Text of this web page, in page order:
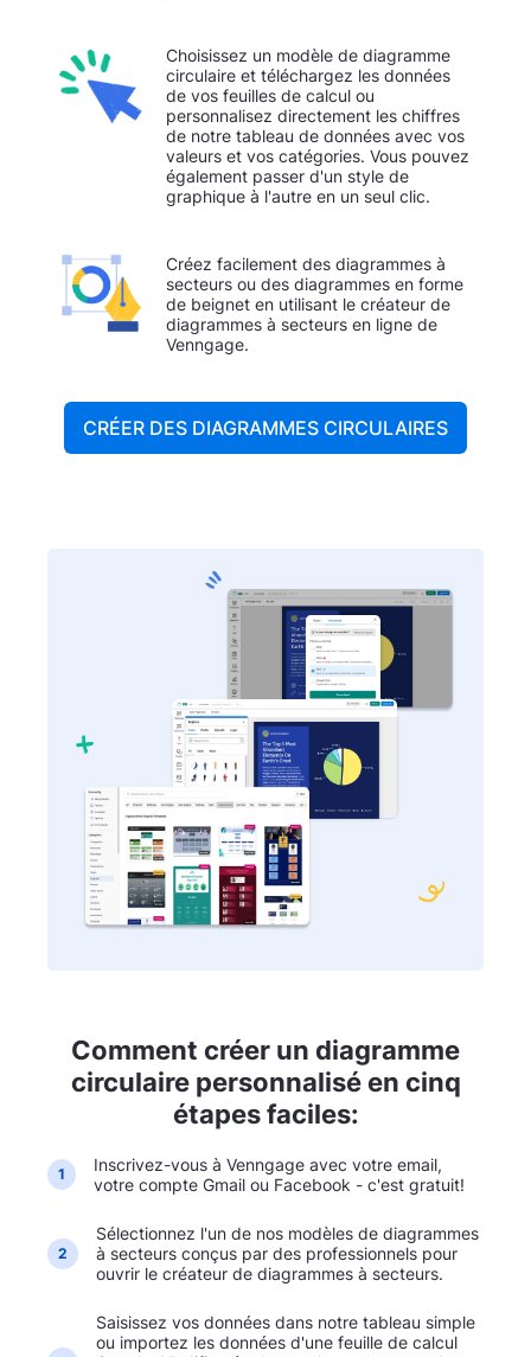
Choisissez un modèle de diagramme
circulaire et téléchargez les données
de vos feuilles de calcul ou
personnalisez directement les chiffres
de notre tableau de données avec vos
valeurs et vos catégories. Vous pouvez
également passer d'un style de
graphique à l'autre en un seul clic.
Créez facilement des diagrammes à
secteurs ou des diagrammes en forme
de beignet en utilisant le créateur de
diagrammes à secteurs en ligne de
Venngage.
CRÉER DES DIAGRAMMES CIRCULAIRES
Comment créer un diagramme
circulaire personnalisé en cinq
étapes faciles:
1
Inscrivez-vous à Venngage avec votre email,
votre compte Gmail ou Facebook - c'est gratuit!
2
Sélectionnez l'un de nos modèles de diagrammes
à secteurs conçus par des professionnels pour
ouvrir le créateur de diagrammes à secteurs.
Saisissez vos données dans notre tableau simple
ou importez les données d'une feuille de calcul